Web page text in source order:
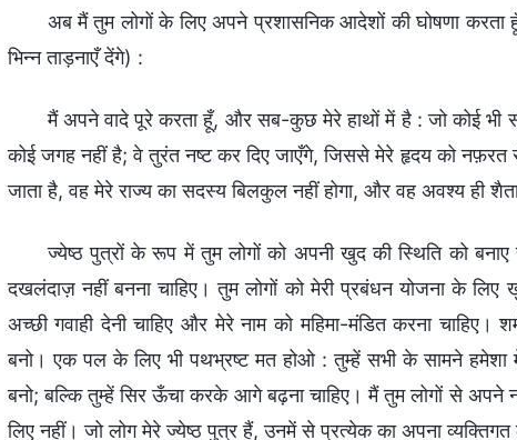
अब मैं तुम लोगों के लिए अपने प्रशासनिक आदेशों की घोषणा करता हूँ
भिन्न ताड़नाएँ देंगे) :
मैं अपने वादे पूरे करता हूँ, और सब-कुछ मेरे हाथों में है : जो कोई भी
कोई जगह नहीं है; वे तुरंत नष्ट कर दिए जाएँगे, जिससे मेरे हृदय को नफ़रत
जाता है, वह मेरे राज्य का सदस्य बिलकुल नहीं होगा, और वह अवश्य ही
ज्येष्ठ पुत्रों के रूप में तुम लोगों को अपनी खुद की स्थिति को
दखलंदाज़ नहीं बनना चाहिए। तुम लोगों को मेरी प्रबंधन योजना के
अच्छी गवाही देनी चाहिए और मेरे नाम को महिमा-मंडित करना
बनो। एक पल के लिए भी पथभ्रष्ट मत होओ : तुम्हें सभी के सामने हमेशा
बनो; बल्कि तुम्हें सिर ऊँचा करके आगे बढ़ना चाहिए। मैं तुम लोगों से
लिए नहीं। जो लोग मेरे ज्येष्ठ पुत्र हैं, उनमें से प्रत्येक का अपना